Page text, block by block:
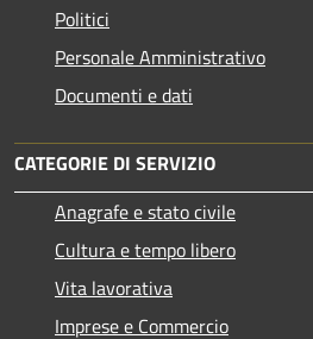
Politici
Personale Amministrativo
Documenti e dati
CATEGORIE DI SERVIZIO
Anagrafe e stato civile
Cultura e tempo libero
Vita lavorativa
Imprese e Commercio